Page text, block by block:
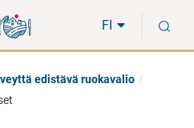
suoraan
sisältöön
koko
sivuston
FI
edistävä ruokavalio